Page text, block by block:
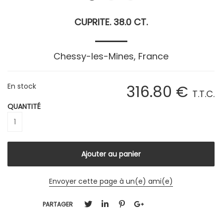
CUPRITE. 38.0 CT.
Chessy-les-Mines, France
316.80 € T.T.C.
En stock
QUANTITÉ
Envoyer cette page à un(e) ami(e)
PARTAGER